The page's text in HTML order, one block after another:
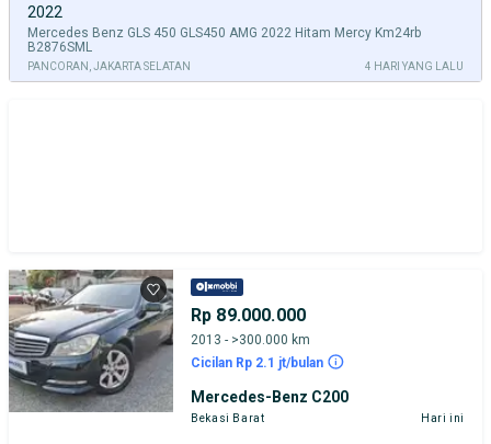
2022
Mercedes Benz GLS 450 GLS450 AMG 2022 Hitam Mercy Km24rb
B2876SML
PANCORAN, JAKARTA SELATAN 4 HARI YANG LALU
Rp 89.000.000
2013 - >300.000 km
Cicilan Rp 2.1 jt/bulan
Mercedes-Benz C200
Bekasi Barat Hari ini